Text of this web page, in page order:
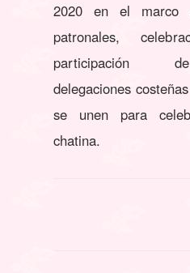
2020 en el marco
patronales,
participación
delegaciones
se unen para
chatina.